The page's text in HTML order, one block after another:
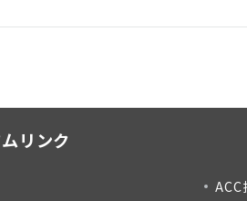
リンク
ACC